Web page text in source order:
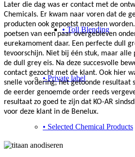
• Toll Blending
• Private label
• Selected Chemical Products
Later die dag was er contact met de
Chemicals. Er kwam naar voren dat de
producten ook gepoetst moesten
poetsen van een paar overgebleven
eurekamoment daar. Een perfecte dull
tevoorschijn. Niet bij één stuk, maar alle
de dull grey eis. Na deze succesvolle
contact gezocht met de klant. Ook hier
snelle vordering; het getoonde resultaat
de eerder genoemde order reeds
resultaat zo goed te zijn dat KO-AR
voor deze klant in de Benelux.